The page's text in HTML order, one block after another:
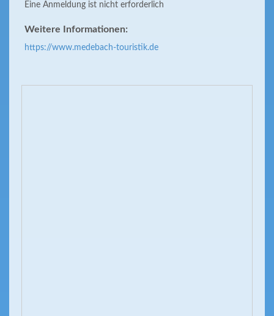
Eine Anmeldung ist nicht erforderlich
Weitere Informationen:
https://www.medebach-touristik.de